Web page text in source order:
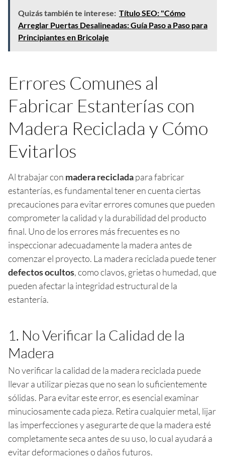
Quizás también te interese: Título SEO: "Cómo
Arreglar Puertas Desalineadas: Guía Paso a Paso para
Principiantes en Bricolaje
Errores Comunes al
Fabricar Estanterías con
Madera Reciclada y Cómo
Evitarlos
Al trabajar con madera recicladapara fabricar
estanterías, es fundamental tener en cuenta ciertas
precauciones para evitar errores comunes que pueden
comprometer la calidad y la durabilidad del producto
final. Uno de los errores más frecuentes es no
inspeccionar adecuadamente la madera antes de
comenzar el proyecto. La madera reciclada puede tener
defectos ocultos, como clavos, grietas o humedad, que
pueden afectar la integridad estructural de la
estantería.
1. No Verificar la Calidad de la
Madera
No verificar la calidad de la madera reciclada puede
llevar a utilizar piezas que no sean lo suficientemente
sólidas. Para evitar este error, es esencial examinar
minuciosamente cada pieza. Retira cualquier metal, lijar
las imperfecciones y asegurarte de que la madera esté
completamente seca antes de su uso, lo cual ayudará a
evitar deformaciones o daños futuros.